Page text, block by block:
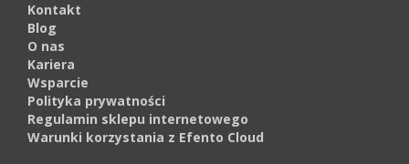
Kontakt
Blog
O nas
Kariera
Wsparcie
Polityka prywatności
Regulamin sklepu internetowego
Warunki korzystania z Efento Cloud